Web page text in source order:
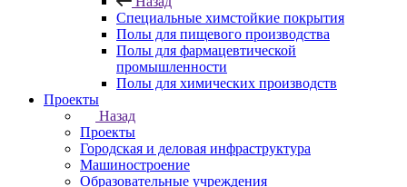
Специальные химстойкие покрытия
Полы для пищевого производства
Полы для фармацевтической
промышленности
Полы для химических производств
Проекты
Назад
Проекты
Городская и деловая инфраструктура
Машиностроение
Образовательные учреждения